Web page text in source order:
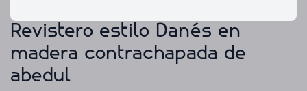
Revistero estilo Danés en
madera contrachapada de
abedul